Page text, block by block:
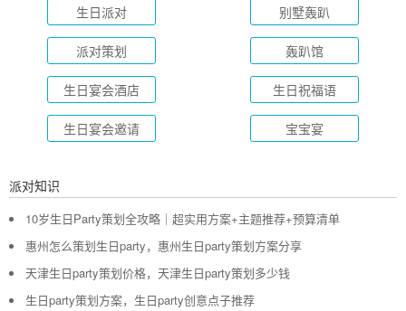
生日派对 别墅轰趴
派对策划 轰趴馆
生日宴会酒店 生日祝福语
生日宴会邀请 宝宝宴
派对知识
10岁生日Party策划全攻略｜超实用方案+主题推荐+预算清单
惠州怎么策划生日party，惠州生日party策划方案分享
天津生日party策划价格，天津生日party策划多少钱
生日party策划方案，生日party创意点子推荐